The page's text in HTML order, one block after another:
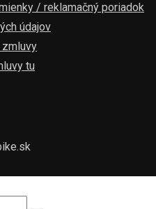
/ reklamačný poriadok
údajov
tu